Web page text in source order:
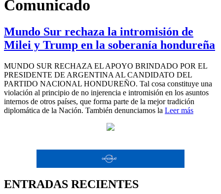
Comunicado
Mundo Sur rechaza la intromisión de
Milei y Trump en la soberanía hondureña
MUNDO SUR RECHAZA EL APOYO BRINDADO POR EL
PRESIDENTE DE ARGENTINA AL CANDIDATO DEL
PARTIDO NACIONAL HONDUREÑO. Tal cosa constituye una
violación al principio de no injerencia e intromisión en los asuntos
internos de otros países, que forma parte de la mejor tradición
diplomática de la Nación. También denunciamos la Leer más
ENTRADAS RECIENTES